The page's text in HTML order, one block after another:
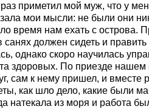
приметил мой муж, что у
мои мысли: не были они
время нам ехать с острова.
санях должен сидеть и
однако скоро научилась
здоровых. По приезде нашем
сам к нему пришел, и вместе
как шло дело, какие были
натекала из моря и работа